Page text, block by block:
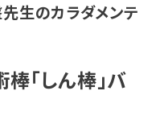
生のカラダメンテ
「しん棒」バ